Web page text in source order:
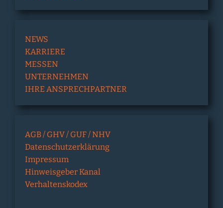
NEWS
KARRIERE
MESSEN
UNTERNEHMEN
IHRE ANSPRECHPARTNER
AGB / GHV / GUF / NHV
Datenschutzerklärung
Impressum
Hinweisgeber Kanal
Verhaltenskodex